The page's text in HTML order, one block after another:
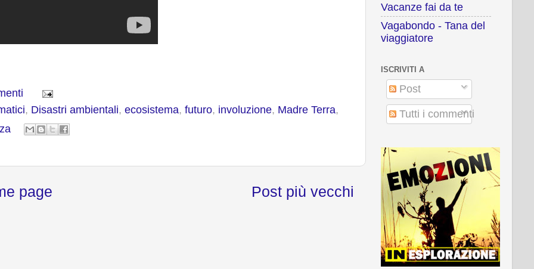
, Disastri ambientali, ecosistema, futuro, involuzione, Madre Terra,
Post più vecchi
page
Vacanze fai da te
Vagabondo - Tana del
viaggiatore
ISCRIVITI A
Post
Tutti i commenti